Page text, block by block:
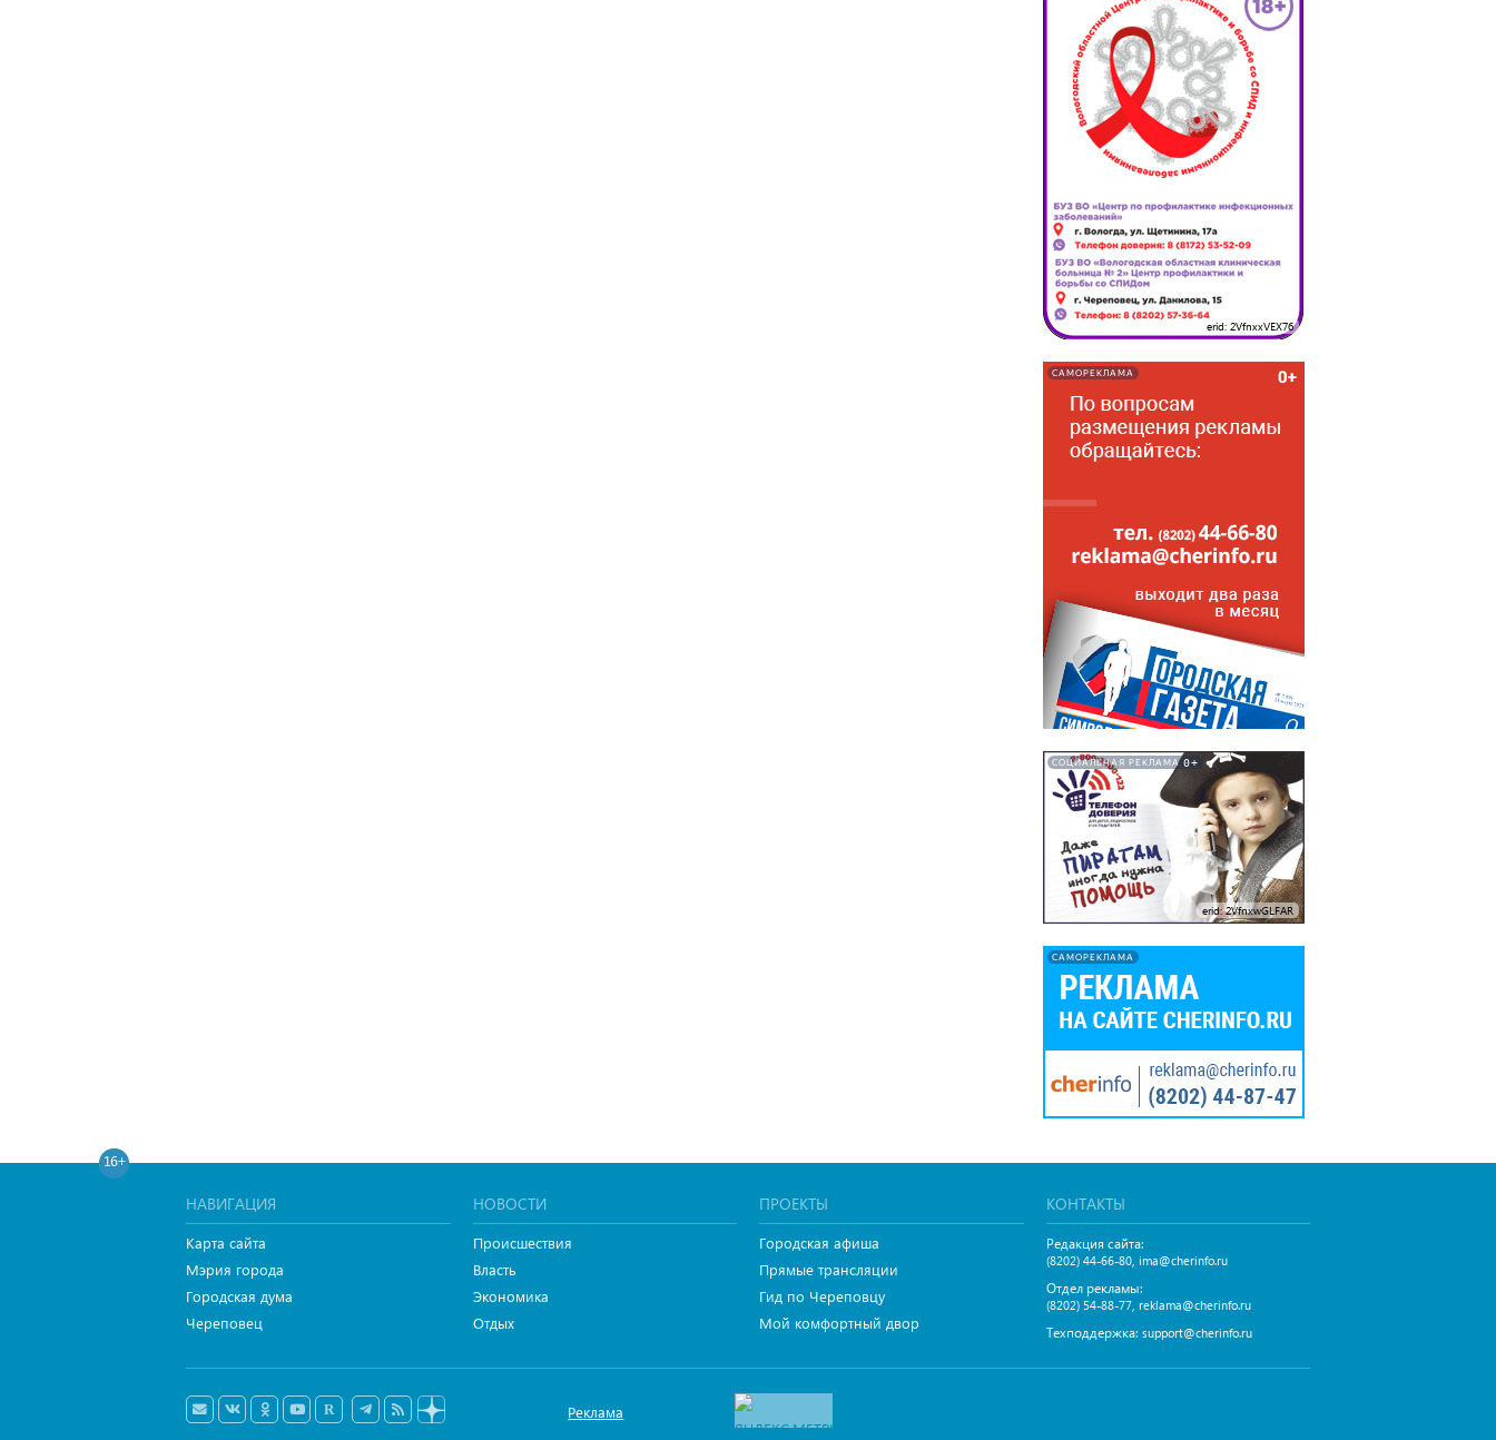
erid: 2VfnxxVEX76
САМОРЕКЛАМА
СОЦИАЛЬНАЯ РЕКЛАМА 0+
erid: 2VfnxwGLFAR
САМОРЕКЛАМА
16+
НАВИГАЦИЯ
Карта сайта
Мэрия города
Городская дума
Череповец
НОВОСТИ
Происшествия
Власть
Экономика
Отдых
ПРОЕКТЫ
Городская афиша
Прямые трансляции
Гид по Череповцу
Мой комфортный двор
КОНТАКТЫ
Редакция сайта:
(8202) 44-66-80, ima@cherinfo.ru
Отдел рекламы:
(8202) 54-88-77, reklama@cherinfo.ru
Техподдержка: support@cherinfo.ru
Реклама